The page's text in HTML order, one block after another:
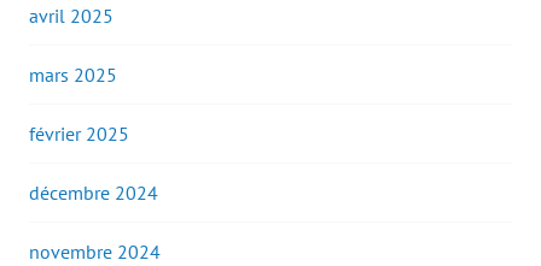
avril 2025
mars 2025
février 2025
décembre 2024
novembre 2024